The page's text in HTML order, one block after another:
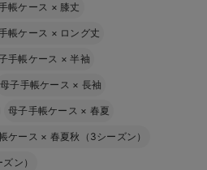
帳ケース × 膝丈
帳ケース × ロング丈
手帳ケース ×半袖
母子手帳ケース × 長袖
母子手帳ケース × 春夏
ケース × 春夏秋（3シーズン）
ン）